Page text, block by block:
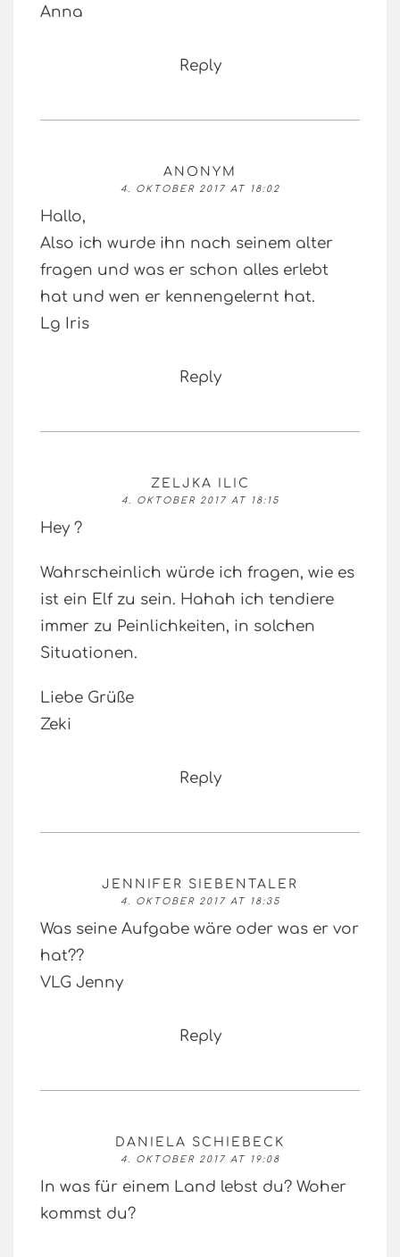
Anna
Reply
ANONYM
4. OKTOBER 2017 AT 18:02
Hallo,
Also ich wurde ihn nach seinem alter
fragen und was er schon alles erlebt
hat und wen er kennengelernt hat.
Lg Iris
Reply
ZELJKA ILIC
4. OKTOBER 2017 AT 18:15
Hey ?
Wahrscheinlich würde ich fragen, wie es
ist ein Elf zu sein. Hahah ich tendiere
immer zu Peinlichkeiten, in solchen
Situationen.
Liebe Grüße
Zeki
Reply
JENNIFER SIEBENTALER
4. OKTOBER 2017 AT 18:35
Was seine Aufgabe wäre oder was er vor
hat??
VLG Jenny
Reply
DANIELA SCHIEBECK
4. OKTOBER 2017 AT 19:08
In was für einem Land lebst du? Woher
kommst du?